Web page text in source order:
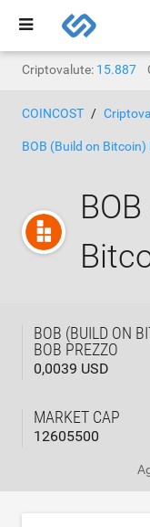
Criptovalute: 15.887
COINCOST
BOB (Build on Bitcoin)
BOB (BUILD ON
BOB PREZZO
0,0039 USD
MARKET CAP
12605500